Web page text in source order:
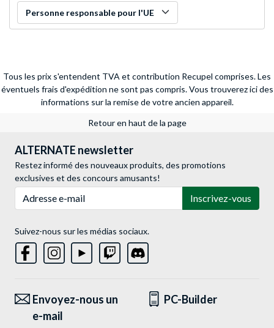
Personne responsable pour l'UE
Tous les prix s'entendent TVA et contribution Recupel comprises. Les
éventuels frais d'expédition ne sont pas compris. Vous trouverez ici des
informations sur la remise de votre ancien appareil.
Retour en haut de la page
ALTERNATE newsletter
Restez informé des nouveaux produits, des promotions
exclusives et des concours amusants!
Inscrivez-vous
Suivez-nous sur les médias sociaux.
Envoyez-nous un
e-mail
PC-Builder